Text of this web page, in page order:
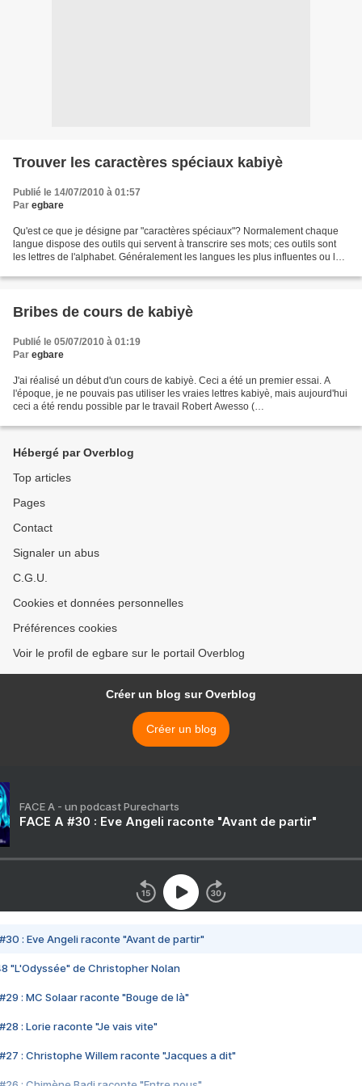
Trouver les caractères spéciaux kabiyè
Publié le 14/07/2010 à 01:57
Par egbare
Qu'est ce que je désigne par "caractères spéciaux"? Normalement chaque
langue dispose des outils qui servent à transcrire ses mots; ces outils sont
les lettres de l'alphabet. Généralement les langues les plus influentes ou les
Bribes de cours de kabiyè
Publié le 05/07/2010 à 01:19
Par egbare
J'ai réalisé un début d'un cours de kabiyè. Ceci a été un premier essai. A
l'époque, je ne pouvais pas utiliser les vraies lettres kabiyè, mais aujourd'hui
ceci a été rendu possible par le travail Robert Awesso (
Hébergé par Overblog
Top articles
Pages
Contact
Signaler un abus
C.G.U.
Cookies et données personnelles
Préférences cookies
Voir le profil de egbare sur le portail Overblog
Créer un blog sur Overblog
Créer un blog
FACE A - un podcast Purecharts
FACE A #30 : Eve Angeli raconte "Avant de partir"
#30 : Eve Angeli raconte "Avant de partir"
"L'Odyssée" de Christopher Nolan
#29 : MC Solaar raconte "Bouge de là"
#28 : Lorie raconte "Je vais vite"
#27 : Christophe Willem raconte "Jacques a dit"